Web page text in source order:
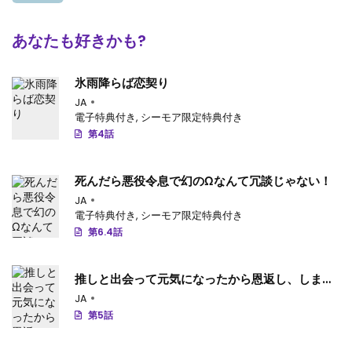
あなたも好きかも?
氷雨降らば恋契り
JA
電子特典付き, シーモア限定特典付き
第4話
死んだら悪役令息で幻のΩなんて冗談じゃない！
JA
電子特典付き, シーモア限定特典付き
第6.4話
推しと出会って元気になったから恩返し、しま
す！
JA
第5話